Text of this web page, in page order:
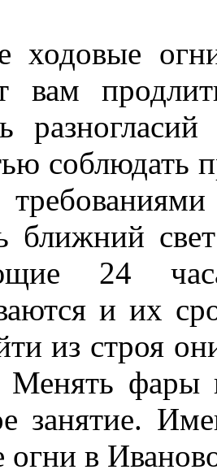
ходовые
вам
соблюдать
ближний
24
и их
из строя
Менять
занятие.
огни в